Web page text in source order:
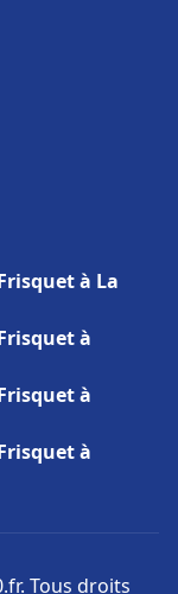
à La
à
à
à
Tous droits